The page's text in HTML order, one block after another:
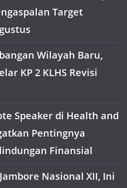
Target
Wilayah Baru,
KP 2 KLHS Revisi
Speaker di Health and
Pentingnya
Finansial
Nasional XII, Ini